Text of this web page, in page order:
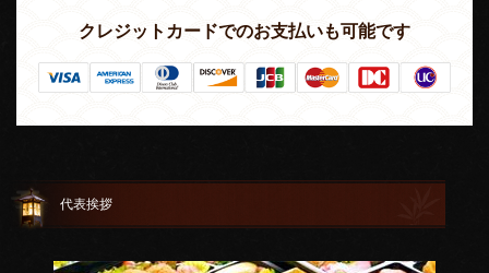
クレジットカードでのお支払いも可能です
代表挨拶